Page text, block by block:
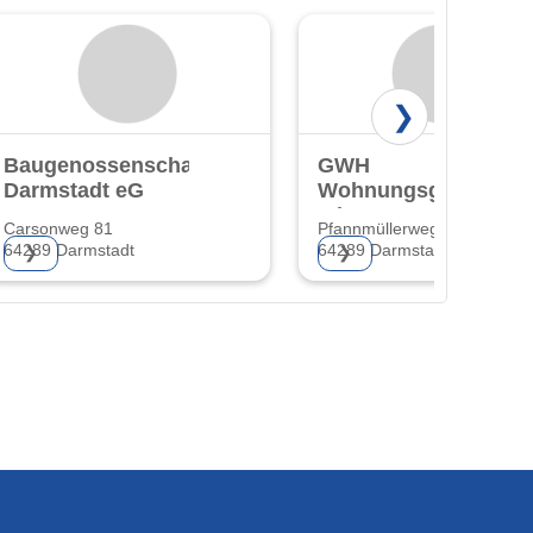
Baugenossenschaft
Darmstadt eG
Carsonweg 81
64289 Darmstadt
❯
GWH
mbH Hessen
Pfannmüllerweg 44
64289 Darmstadt-
❯
❯